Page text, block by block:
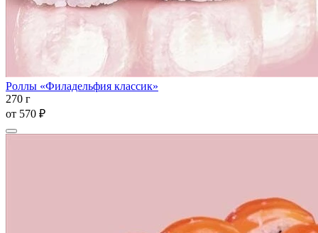
Роллы «Филадельфия классик»
270 г
от 570 ₽